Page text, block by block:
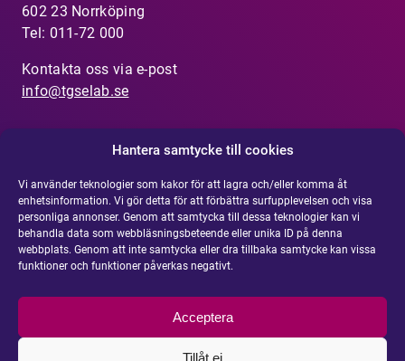
Hantera samtycke till cookies
Vi använder teknologier som kakor för att lagra och/eller komma åt
enhetsinformation. Vi gör detta för att förbättra surfupplevelsen och visa
personliga annonser. Genom att samtycka till dessa teknologier kan vi
behandla data som webbläsningsbeteende eller unika ID på denna
webbplats. Genom att inte samtycka eller dra tillbaka samtycke kan vissa
funktioner och funktioner påverkas negativt.
Acceptera
Tillåt ej
602 23 Norrköping
Tel: 011-72 000
Kontakta oss via e-post
info@tgselab.se
Visselblåsarfunktion
Har du uppmärksammat något som inte känns
rätt?Rapportera din misstanke om olämpligt
agerande eller oegentlighet.